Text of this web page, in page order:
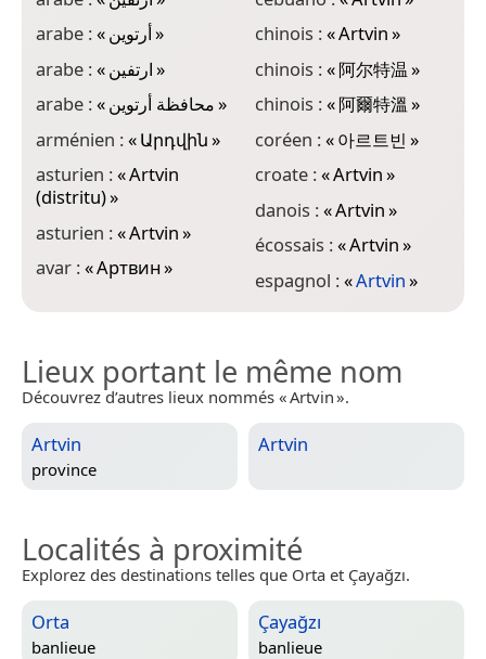
arabe :«أرتوين»
arabe :«ارتفين»
arabe :«محافظة أرتوين»
arménien :«Արդվին»
asturien :«Artvin
(distritu)»
asturien :«Artvin»
avar :«Артвин»
chinois :«Artvin»
chinois :«阿尔特温»
chinois :«阿爾特溫 »
coréen :«아르트빈 »
croate :«Artvin»
danois :«Artvin»
écossais :«Artvin»
espagnol :«Artvin»
Lieux portant le même nom
Découvrez d’autres lieux nommés « Artvin ».
Artvin
province
Artvin
Localités à proximité
Explorez des destinations telles que Orta et Çayağzı.
Orta
banlieue
Çayağzı
banlieue